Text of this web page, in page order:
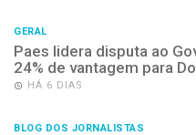
GERAL
Paes lidera disputa ao
24% de vantagem para
HÁ 6 DIAS
BLOG DOS JORNALISTAS